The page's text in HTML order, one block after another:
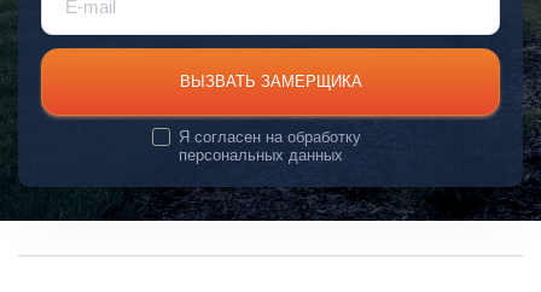
ВЫЗВАТЬ ЗАМЕРЩИКА
Я согласен наобработку
персональных данных